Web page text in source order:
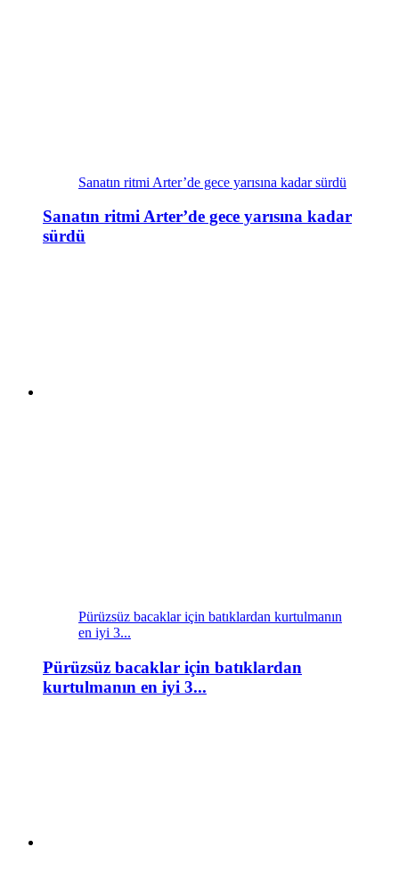
Sanatın ritmi Arter’de gece yarısına kadar sürdü
Sanatın ritmi Arter’de gece yarısına kadar
sürdü
Pürüzsüz bacaklar için batıklardan kurtulmanın
en iyi 3...
Pürüzsüz bacaklar için batıklardan
kurtulmanın en iyi 3...